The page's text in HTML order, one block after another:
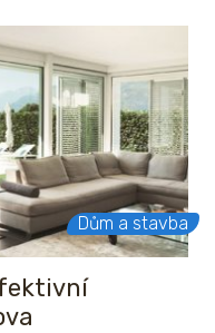
Dům a stavba